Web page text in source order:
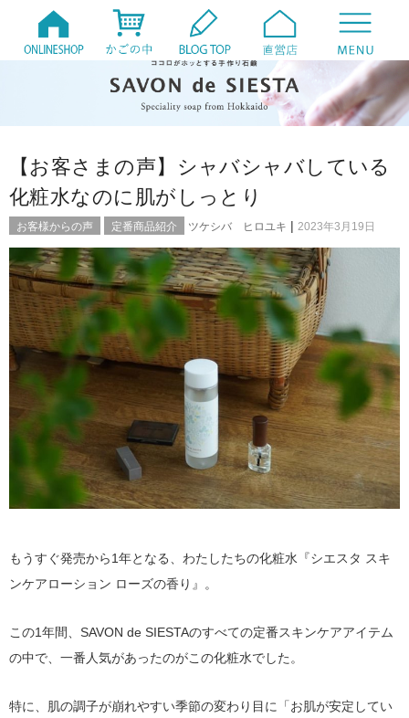
【お客さまの声】シャバシャバしている
化粧水なのに肌がしっとり
お客様からの声 定番商品紹介 ツケシバ ヒロユキ | 2023年3月19日
もうすぐ発売から1年となる、わたしたちの化粧水『シエスタ スキ
ンケアローション ローズの香り』。
この1年間、SAVON de SIESTAのすべての定番スキンケアアイテム
の中で、一番人気があったのがこの化粧水でした。
特に、肌の調子が崩れやすい季節の変わり目に「お肌が安定してい